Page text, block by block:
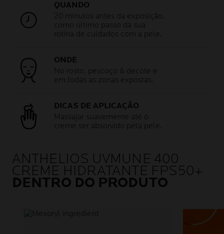
QUANDO
20 minutos antes da exposição,
como último passo da sua
rotina de cuidados com a pele.
ONDE
No rosto, pescoço & decote e
em todas as zonas expostas.
DICAS DE APLICAÇÃO
Massajar suavemente até o
creme ser absorvido pela pele.
ANTHELIOS UVMUNE 400
CREME HIDRATANTE FPS50+
DENTRO DO PRODUTO